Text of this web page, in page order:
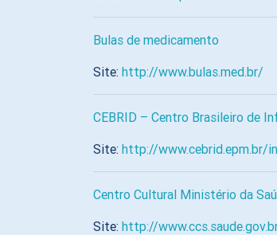
Bulas de medicamento
Site: http://www.bulas.med.br/
CEBRID – Centro Brasileiro de
Site: http://www.cebrid.epm.br/
Centro Cultural Ministério da
Site: http://